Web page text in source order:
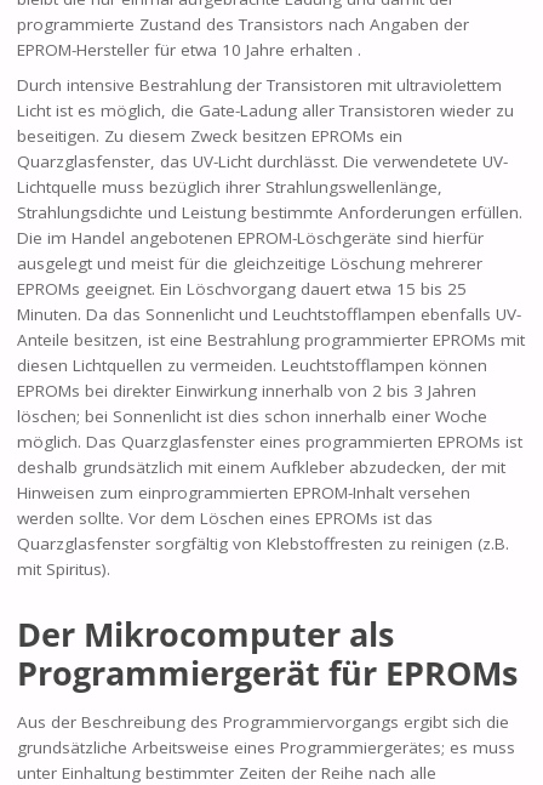
programmierte Zustand des Transistors nach Angaben der
EPROM-Hersteller für etwa 10 Jahre erhalten .
Durch intensive Bestrahlung der Transistoren mit ultraviolettem
Licht ist es möglich, die Gate-Ladung aller Transistoren wieder zu
beseitigen. Zu diesem Zweck besitzen EPROMs ein
Quarzglasfenster, das UV-Licht durchlässt. Die verwendetete UV-
Lichtquelle muss bezüglich ihrer Strahlungswellenlänge,
Strahlungsdichte und Leistung bestimmte Anforderungen erfüllen.
Die im Handel angebotenen EPROM-Löschgeräte sind hierfür
ausgelegt und meist für die gleichzeitige Löschung mehrerer
EPROMs geeignet. Ein Löschvorgang dauert etwa 15 bis 25
Minuten. Da das Sonnenlicht und Leuchtstofflampen ebenfalls UV-
Anteile besitzen, ist eine Bestrahlung programmierter EPROMs mit
diesen Lichtquellen zu vermeiden. Leuchtstofflampen können
EPROMs bei direkter Einwirkung innerhalb von 2 bis 3 Jahren
löschen; bei Sonnenlicht ist dies schon innerhalb einer Woche
möglich. Das Quarzglasfenster eines programmierten EPROMs ist
deshalb grundsätzlich mit einem Aufkleber abzudecken, der mit
Hinweisen zum einprogrammierten EPROM-Inhalt versehen
werden sollte. Vor dem Löschen eines EPROMs ist das
Quarzglasfenster sorgfältig von Klebstoffresten zu reinigen (z.B.
mit Spiritus).
Der Mikrocomputer als
Programmiergerät für EPROMs
Aus der Beschreibung des Programmiervorgangs ergibt sich die
grundsätzliche Arbeitsweise eines Programmiergerätes; es muss
unter Einhaltung bestimmter Zeiten der Reihe nach alle